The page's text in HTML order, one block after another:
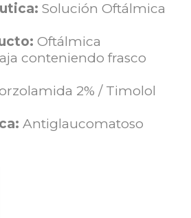
Solución Oftálmica
Oftálmica
conteniendo frasco
2% / Timolol
Antiglaucomatoso